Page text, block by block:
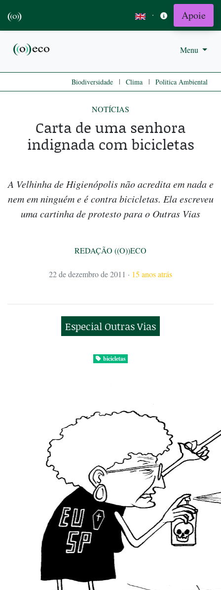
· Apoie
Menu
Biodiversidade | Clima | Politica Ambiental
NOTÍCIAS
Carta de uma senhora
indignada com bicicletas
A Velhinha de Higienópolis não acredita em nada e
nem em ninguém e é contra bicicletas. Ela escreveu
uma cartinha de protesto para o Outras Vias
REDAÇÃO ((O))ECO
22 de dezembro de 2011 · 15 anos atrás
Especial Outras Vias
bicicletas